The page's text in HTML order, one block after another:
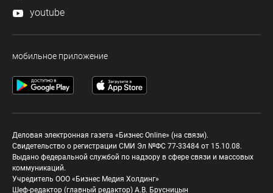
youtube
мобильное приложение
Деловая электронная газета «Бизнес Online» (на связи).
Свидетельство о регистрации СМИ Эл №ФС 77-33484 от 15.10.08.
Выдано федеральной службой по надзору в сфере связи и массовых
коммуникаций.
Учредитель ООО «Бизнес Медия Холдинг»
Шеф-редактор (главный редактор) А.В. Брусницын